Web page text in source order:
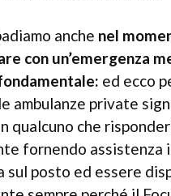
anche nel
con un’emergenza
ed ecco
ambulanze private
qualcuno che
fornendo assistenza
sul posto ed essere